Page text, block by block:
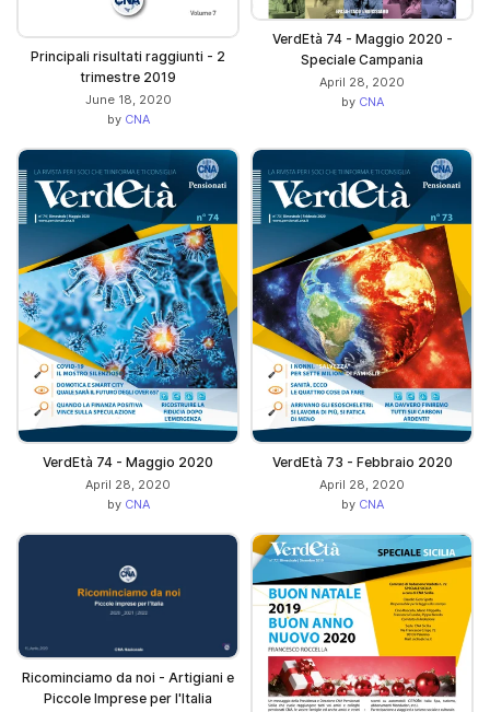
Principali risultati raggiunti - 2
trimestre 2019
June 18, 2020
by CNA
VerdEtà 74 - Maggio 2020 -
Speciale Campania
April 28, 2020
by CNA
VerdEtà 74 - Maggio 2020
April 28, 2020
by CNA
VerdEtà 73 - Febbraio 2020
April 28, 2020
by CNA
Ricominciamo da noi - Artigiani e
Piccole Imprese per l'Italia